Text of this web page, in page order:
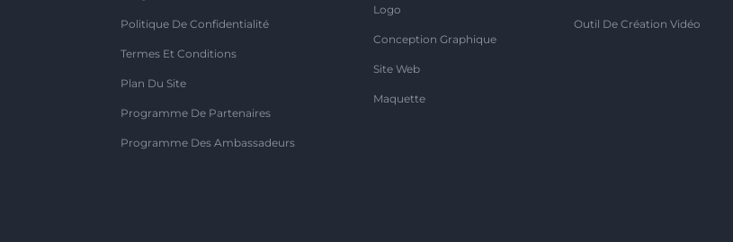
Politique De Confidentialité
Termes Et Conditions
Plan Du Site
Programme De Partenaires
Programme Des Ambassadeurs
Logo
Conception Graphique
Site Web
Maquette
Outil De Création Vidéo